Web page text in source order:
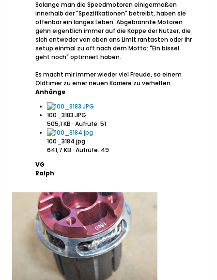
Solange man die Speedmotoren einigermaßen
innerhalb der "Spezifikationen" betreibt, haben sie
offenbar ein langes Leben. Abgebrannte Motoren
gehn eigentlich immer auf die Kappe der Nutzer, die
sich entweder von oben ans Limit rantasten oder ihr
setup einmal zu oft nach dem Motto: "Ein bissel
geht noch" optimiert haben.
Es macht mir immer wieder viel Freude, so einem
Oldtimer zu einer neuen Karriere zu verhelfen
Anhänge
100_3183.JPG
505,1 KB · Aufrufe: 51
100_3184.jpg
641,7 KB · Aufrufe: 49
VG
Ralph